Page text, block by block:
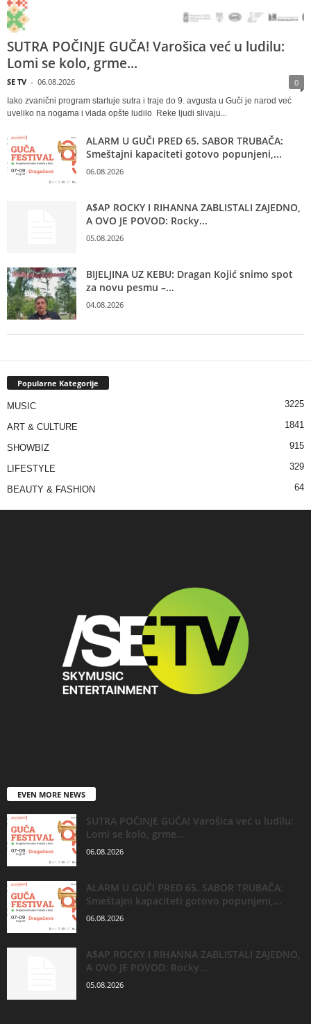
SUTRA POČINJE GUČA! Varošica već u ludilu:
Lomi se kolo, grme...
SE TV - 06.08.2026 0
Iako zvanični program startuje sutra i traje do 9. avgusta u Guči je narod već
uveliko na nogama i vlada opšte ludilo Reke ljudi slivaju...
ALARM U GUČI PRED 65. SABOR TRUBAČA:
Smeštajni kapaciteti gotovo popunjeni,...
06.08.2026
A$AP ROCKY I RIHANNA ZABLISTALI ZAJEDNO,
A OVO JE POVOD: Rocky...
05.08.2026
BIJELJINA UZ KEBU: Dragan Kojić snimo spot
za novu pesmu –...
04.08.2026
Popularne Kategorije
MUSIC 3225
ART & CULTURE 1841
SHOWBIZ 915
LIFESTYLE 329
BEAUTY & FASHION 64
EVEN MORE NEWS
SUTRA POČINJE GUČA! Varošica već u ludilu:
Lomi se kolo, grme...
06.08.2026
ALARM U GUČI PRED 65. SABOR TRUBAČA:
Smeštajni kapaciteti gotovo popunjeni,...
06.08.2026
A$AP ROCKY I RIHANNA ZABLISTALI ZAJEDNO,
A OVO JE POVOD: Rocky...
05.08.2026